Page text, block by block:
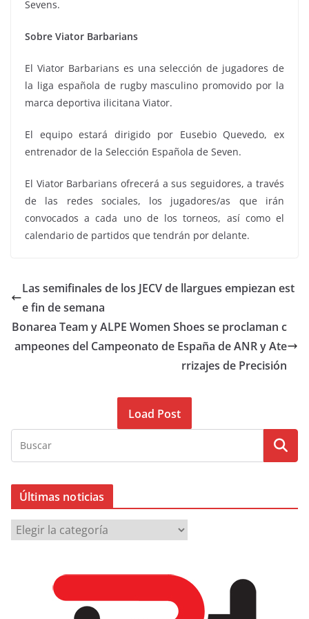
Sevens.
Sobre Viator Barbarians
El Viator Barbarians es una selección de jugadores de
la liga española de rugby masculino promovido por la
marca deportiva ilicitana Viator.
El equipo estará dirigido por Eusebio Quevedo, ex
entrenador de la Selección Española de Seven.
El Viator Barbarians ofrecerá a sus seguidores, a través
de las redes sociales, los jugadores/as que irán
convocados a cada uno de los torneos, así como el
calendario de partidos que tendrán por delante.
Las semifinales de los JECV de llargues empiezan est
e fin de semana
Bonarea Team y ALPE Women Shoes se proclaman c
ampeones del Campeonato de España de ANR y Ate
rrizajes de Precisión
Load Post
Últimas noticias
Ú
l